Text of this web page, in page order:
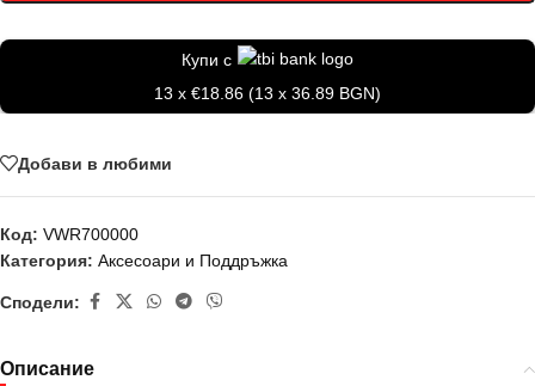
Купи с
13 x €18.86 (13 x 36.89 BGN)
Добави в любими
Код: VWR700000
Категория: Аксесоари и Поддръжка
Сподели:
Описание